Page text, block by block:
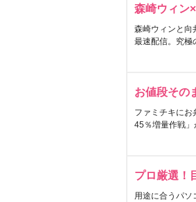
森崎ウィン
森崎ウィンと向
最速配信。究極
お値段その
ファミチキにお
45％増量作戦」
プロ厳選！
用途に合うパソ